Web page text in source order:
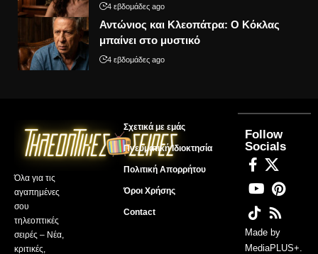
4 εβδομάδες ago
Αντώνιος και Κλεοπάτρα: Ο Κόκλας
μπαίνει στο μυστικό
4 εβδομάδες ago
Όλα για τις
αγαπημένες
σου
τηλεοπτικές
σειρές – Νέα,
κριτικές,
Σχετικά με εμάς
Πνευματική Ιδιοκτησία
Πολιτική Απορρήτου
Όροι Χρήσης
Contact
Follow
Socials
Made by
MediaPLUS+.